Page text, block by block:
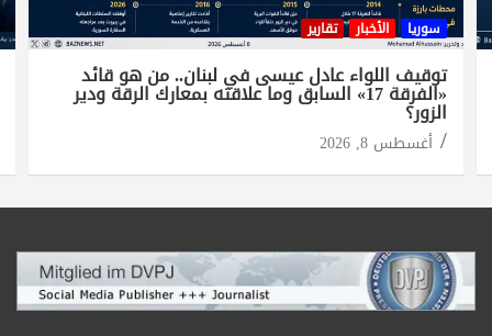
سوريا الأخبار تقارير
توقيف اللواء عادل عيسى في لبنان.. من هو قائد
«الفرقة 17» السابق وما علاقته بمعارك الرقة ودير
الزور؟
أغسطس 8, 2026